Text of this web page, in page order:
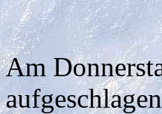
Am